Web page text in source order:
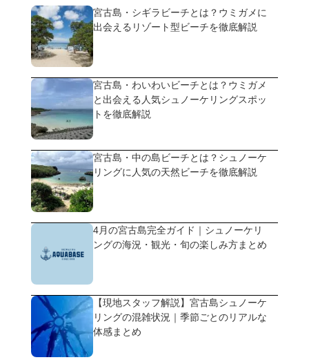
宮古島・シギラビーチとは？ウミガメに
出会えるリゾート型ビーチを徹底解説
宮古島・わいわいビーチとは？ウミガメ
と出会える人気シュノーケリングスポッ
トを徹底解説
宮古島・中の島ビーチとは？シュノーケ
リングに人気の天然ビーチを徹底解説
4月の宮古島完全ガイド｜シュノーケリ
ングの海況・観光・旬の楽しみ方まとめ
【現地スタッフ解説】宮古島シュノーケ
リングの混雑状況｜季節ごとのリアルな
体感まとめ